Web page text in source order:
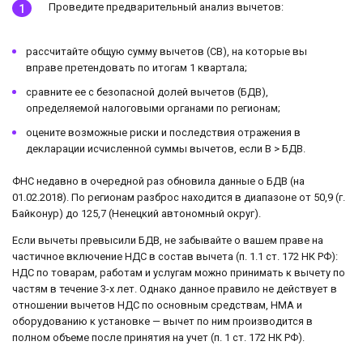
Проведите предварительный анализ вычетов:
рассчитайте общую сумму вычетов (СВ), на которые вы
вправе претендовать по итогам 1 квартала;
сравните ее с безопасной долей вычетов (БДВ),
определяемой налоговыми органами по регионам;
оцените возможные риски и последствия отражения в
декларации исчисленной суммы вычетов, если В > БДВ.
ФНС недавно в очередной раз обновила данные о БДВ (на
01.02.2018). По регионам разброс находится в диапазоне от 50,9 (г.
Байконур) до 125,7 (Ненецкий автономный округ).
Если вычеты превысили БДВ, не забывайте о вашем праве на
частичное включение НДС в состав вычета (п. 1.1 ст. 172 НК РФ):
НДС по товарам, работам и услугам можно принимать к вычету по
частям в течение 3-х лет. Однако данное правило не действует в
отношении вычетов НДС по основным средствам, НМА и
оборудованию к установке — вычет по ним производится в
полном объеме после принятия на учет (п. 1 ст. 172 НК РФ).